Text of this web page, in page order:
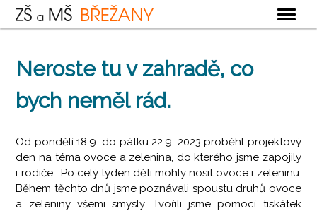
ZÁKLADNÍ ŠKOLA
MATEŘSKÁ ŠKOLA
ŠKOLNÍ JÍDELNA
KONTAKTY
Neroste tu v zahradě, co
bych neměl rád.
Od pondělí 18.9. do pátku 22.9. 2023 proběhl projektový
den na téma ovoce a zelenina, do kterého jsme zapojily
i rodiče . Po celý týden děti mohly nosit ovoce i zeleninu.
Během těchto dnů jsme poznávali spoustu druhů ovoce
a zeleniny všemi smysly. Tvořili jsme pomocí tiskátek